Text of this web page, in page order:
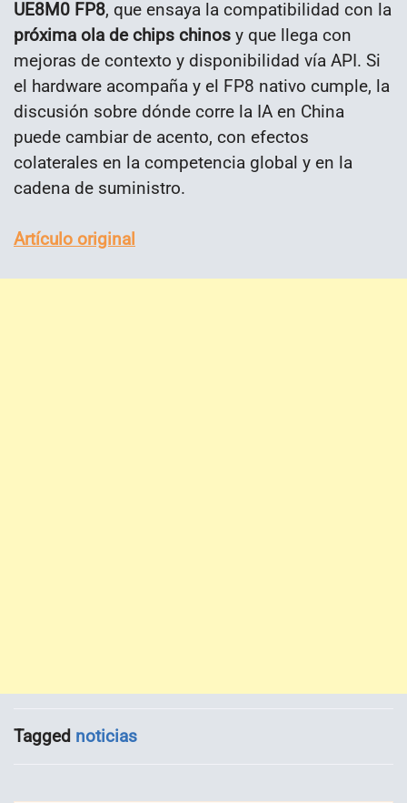
UE8M0 FP8, que ensaya la compatibilidad con la
próxima ola de chips chinos y que llega con
mejoras de contexto y disponibilidad vía API. Si
el hardware acompaña y el FP8 nativo cumple, la
discusión sobre dónde corre la IA en China
puede cambiar de acento, con efectos
colaterales en la competencia global y en la
cadena de suministro.
Artículo original
Tagged noticias